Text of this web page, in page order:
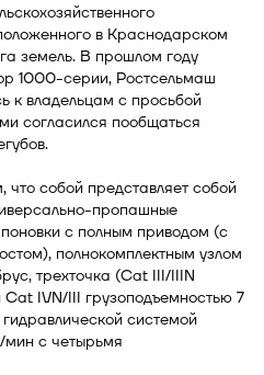
в Краснодарском
земель. В прошлом году
1000-серии, Ростсельмаш
к владельцам с просьбой
согласился пообщаться
собой представляет собой
пропашные
с полным приводом (с
полнокомплектным узлом
трехточка (Cat III/IIIN
IVN/III грузоподъемностью 7
системой
мин с четырьмя